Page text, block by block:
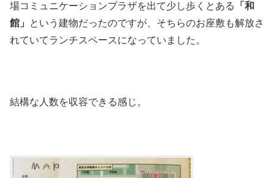
場コミュニケーションプラザを出て少し歩くとある
「和
館」
という建物だったのですが、そちらのお座敷も解放さ
れていてランチスペースになっていました。
結構な人数を収容できる感じ。